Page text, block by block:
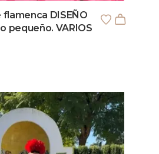
DISEÑO
pequeño. VARIOS